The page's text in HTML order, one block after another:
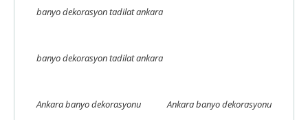
banyo dekorasyon tadilat ankara
banyo dekorasyon tadilat ankara
Ankara banyo dekorasyonu Ankara banyo dekorasyonu